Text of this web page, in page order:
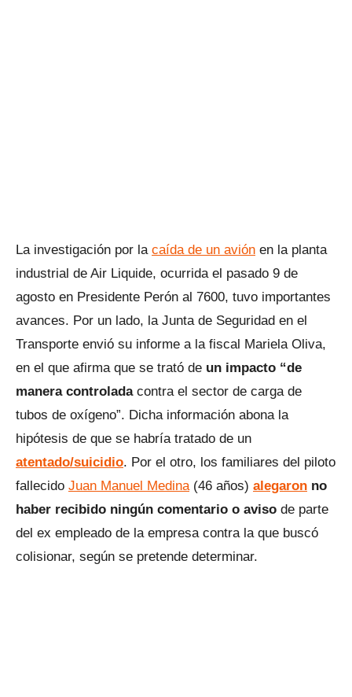
La investigación por la caída de un avión en la planta
industrial de Air Liquide, ocurrida el pasado 9 de
agosto en Presidente Perón al 7600, tuvo importantes
avances. Por un lado, la Junta de Seguridad en el
Transporte envió su informe a la fiscal Mariela Oliva,
en el que afirma que se trató de un impacto “de
manera controlada contra el sector de carga de
tubos de oxígeno”. Dicha información abona la
hipótesis de que se habría tratado de un
atentado/suicidio. Por el otro, los familiares del piloto
fallecido Juan Manuel Medina(46 años) alegaron no
haber recibido ningún comentario o aviso de parte
del ex empleado de la empresa contra la que buscó
colisionar, según se pretende determinar.